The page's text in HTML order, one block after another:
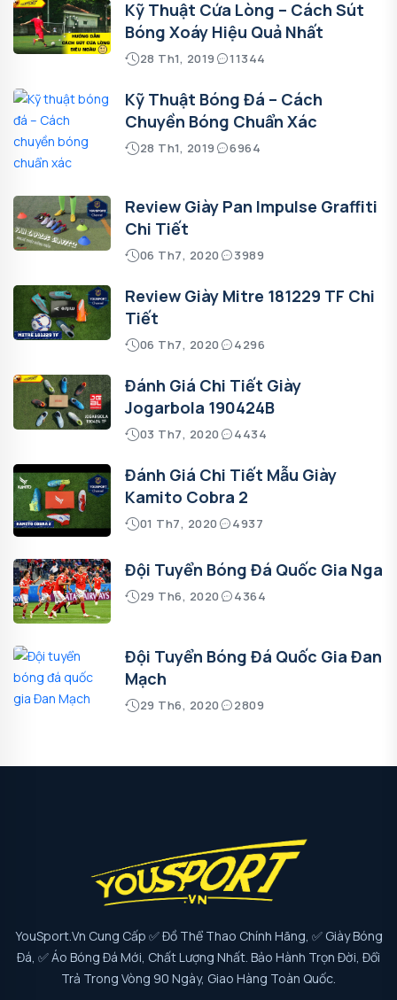
Kỹ Thuật Cứa Lòng – Cách Sút
Bóng Xoáy Hiệu Quả Nhất
28 Th1, 2019 11344
Kỹ Thuật Bóng Đá – Cách
Chuyền Bóng Chuẩn Xác
28 Th1, 2019 6964
Review Giày Pan Impulse Graffiti
Chi Tiết
06 Th7, 2020 3989
Review Giày Mitre 181229 TF Chi
Tiết
06 Th7, 2020 4296
Đánh Giá Chi Tiết Giày
Jogarbola 190424B
03 Th7, 2020 4434
Đánh Giá Chi Tiết Mẫu Giày
Kamito Cobra 2
01 Th7, 2020 4937
Đội Tuyển Bóng Đá Quốc Gia Nga
29 Th6, 2020 4364
Đội Tuyển Bóng Đá Quốc Gia Đan
Mạch
29 Th6, 2020 2809
YouSport.vn Cung Cấp ✅ Đồ Thể Thao Chính Hãng, ✅ Giày Bóng
Đá, ✅ Áo Bóng Đá Mới, Chất Lượng Nhất. Bảo Hành Trọn Đời, Đổi
Trả Trong Vòng 90 Ngày, Giao Hàng Toàn Quốc.